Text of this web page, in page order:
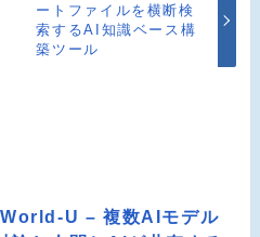
ートファイルを横断検
索するAI知識ベース構
築ツール
U – 複数AIモデル